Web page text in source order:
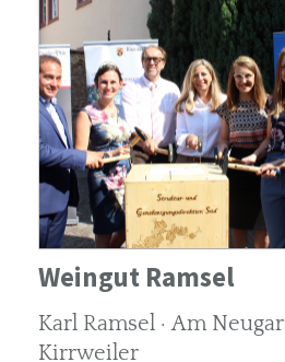
Weingut Ramsel
Karl Ramsel · Am
Kirrweiler